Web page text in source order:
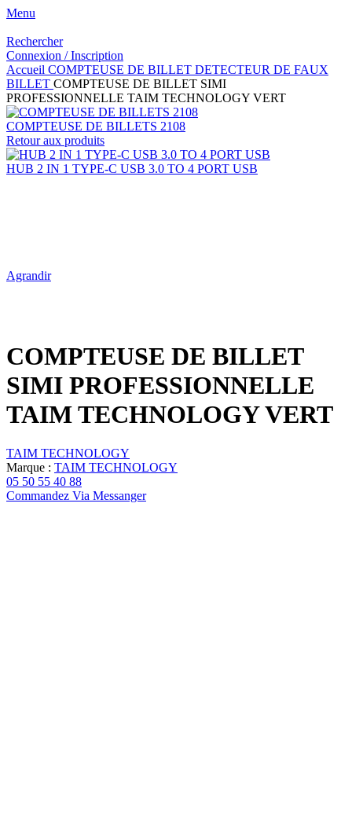
Menu
Rechercher
Connexion / Inscription
Accueil COMPTEUSE DE BILLET DETECTEUR DE FAUX
BILLET COMPTEUSE DE BILLET SIMI
PROFESSIONNELLE TAIM TECHNOLOGY VERT
COMPTEUSE DE BILLETS 2108
Retour aux produits
HUB 2 IN 1 TYPE-C USB 3.0 TO 4 PORT USB
Agrandir
COMPTEUSE DE BILLET
SIMI PROFESSIONNELLE
TAIM TECHNOLOGY VERT
TAIM TECHNOLOGY
Marque : TAIM TECHNOLOGY
05 50 55 40 88
Commandez Via Messanger